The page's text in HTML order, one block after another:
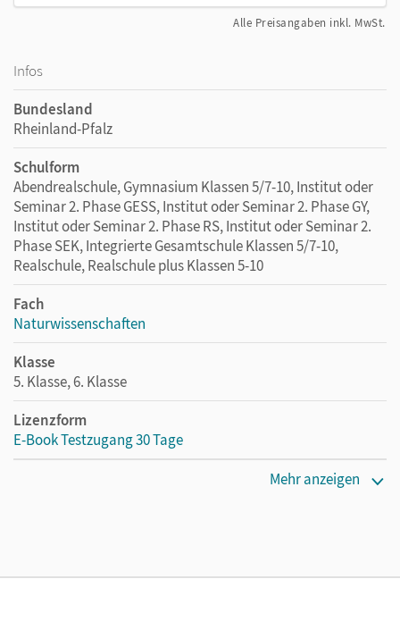
Alle Preisangaben inkl. MwSt.
Infos
Bundesland
Rheinland-Pfalz
Schulform
Abendrealschule, Gymnasium Klassen 5/7-10, Institut oder
Seminar 2. Phase GESS, Institut oder Seminar 2. Phase GY,
Institut oder Seminar 2. Phase RS, Institut oder Seminar 2.
Phase SEK, Integrierte Gesamtschule Klassen 5/7-10,
Realschule, Realschule plus Klassen 5-10
Fach
Naturwissenschaften
Klasse
5. Klasse, 6. Klasse
Lizenzform
E-Book Testzugang 30 Tage
Mehr anzeigen